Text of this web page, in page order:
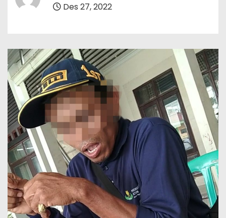
Des 27, 2022